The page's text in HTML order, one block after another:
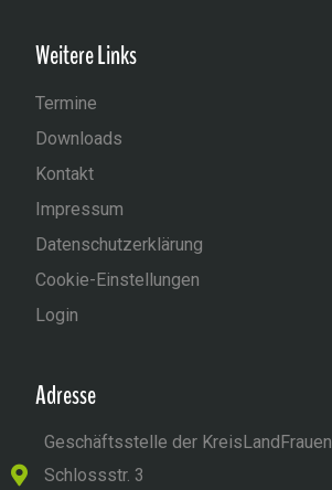
Weitere Links
Termine
Downloads
Kontakt
Impressum
Datenschutzerklärung
Cookie-Einstellungen
Login
Adresse
Geschäftsstelle der KreisLandFrauen
Schlossstr. 3